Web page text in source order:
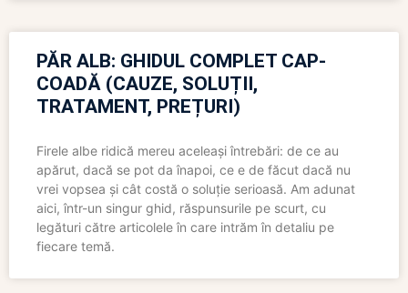
PĂR ALB: GHIDUL COMPLET CAP-
COADĂ (CAUZE, SOLUȚII,
TRATAMENT, PREȚURI)
Firele albe ridică mereu aceleași întrebări: de ce au
apărut, dacă se pot da înapoi, ce e de făcut dacă nu
vrei vopsea și cât costă o soluție serioasă. Am adunat
aici, într-un singur ghid, răspunsurile pe scurt, cu
legături către articolele în care intrăm în detaliu pe
fiecare temă.